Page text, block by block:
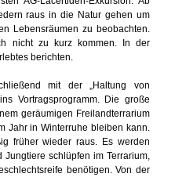
raus in die Natur gehen um
Lebensräumen zu beobachten.
nicht zu kurz kommen. In der
berichten.
mit der „Haltung von
Vortragsprogramm. Die große
geräumigen Freilandterrarium
Jahr in Winterruhe bleiben kann.
früher wieder raus. Es werden
schlüpfen im Terrarium,
benötigen. Von der